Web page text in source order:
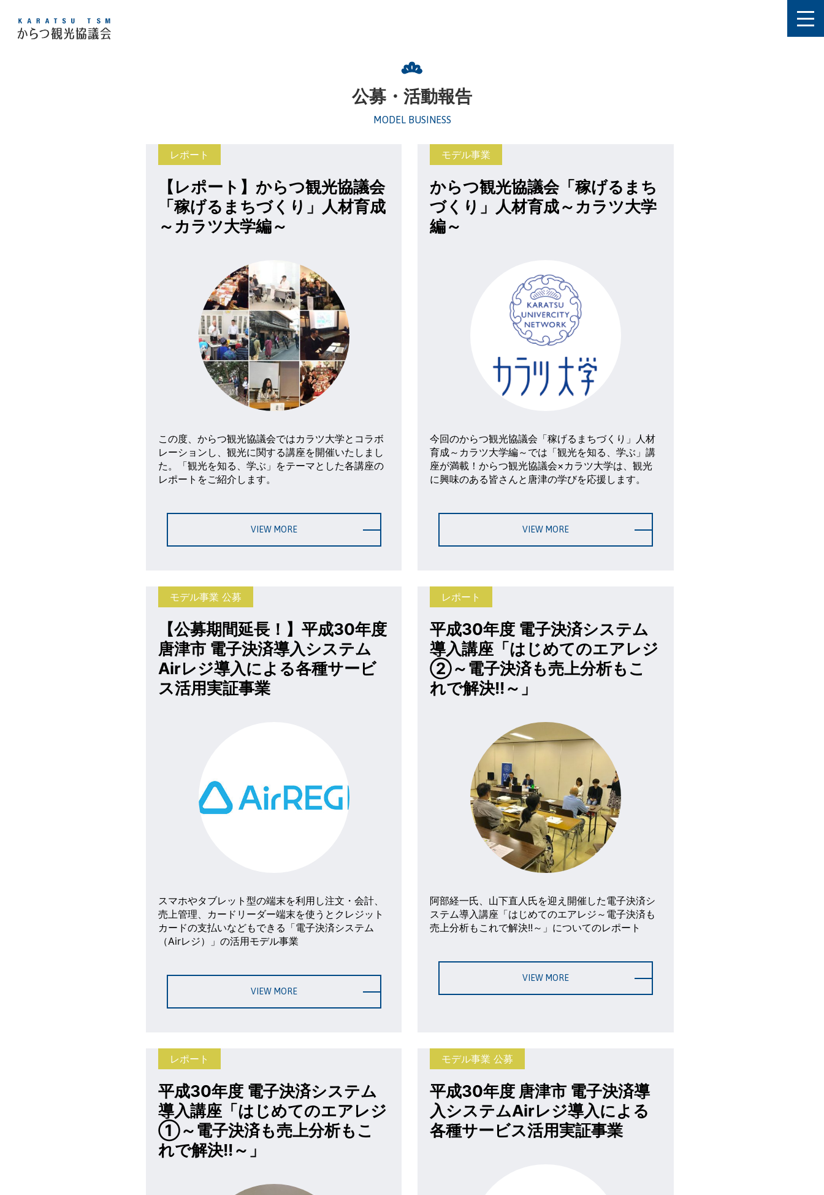
公募・活動報告
MODEL BUSINESS
レポート
【レポート】からつ観光協議会
「稼げるまちづくり」人材育成
～カラツ大学編～
この度、からつ観光協議会ではカラツ大学とコラボ
レーションし、観光に関する講座を開催いたしまし
た。「観光を知る、学ぶ」をテーマとした各講座の
レポートをご紹介します。
VIEW MORE
モデル事業
からつ観光協議会「稼げるまち
づくり」人材育成～カラツ大学
編～
今回のからつ観光協議会「稼げるまちづくり」人材
育成～カラツ大学編～では「観光を知る、学ぶ」講
座が満載！からつ観光協議会×カラツ大学は、観光
に興味のある皆さんと唐津の学びを応援します。
VIEW MORE
モデル事業 公募
【公募期間延長！】平成30年度
唐津市 電子決済導入システム
Airレジ導入による各種サービ
ス活用実証事業
スマホやタブレット型の端末を利用し注文・会計、
売上管理、カードリーダー端末を使うとクレジット
カードの支払いなどもできる「電子決済システム
（Airレジ）」の活用モデル事業
VIEW MORE
レポート
平成30年度 電子決済システム
導入講座「はじめてのエアレジ
②～電子決済も売上分析もこ
れで解決!!～」
阿部経一氏、山下直人氏を迎え開催した電子決済シ
ステム導入講座「はじめてのエアレジ～電子決済も
売上分析もこれで解決!!～」についてのレポート
VIEW MORE
レポート
平成30年度 電子決済システム
導入講座「はじめてのエアレジ
①～電子決済も売上分析もこ
れで解決!!～」
モデル事業 公募
平成30年度 唐津市 電子決済導
入システムAirレジ導入による
各種サービス活用実証事業